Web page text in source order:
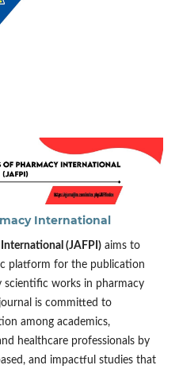
International
(JAFPI)aims to
platform for the publication
scientific works in pharmacy
is committed to
among academics,
healthcare professionals by
and impactful studies that